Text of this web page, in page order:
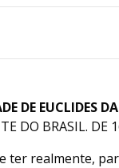
DE EUCLIDES
DO BRASIL. DE
ter realmente,